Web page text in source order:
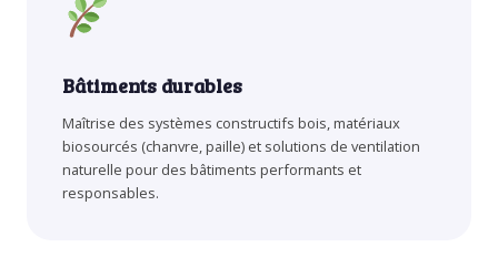
Bâtiments durables
Maîtrise des systèmes constructifs bois, matériaux
biosourcés (chanvre, paille) et solutions de ventilation
naturelle pour des bâtiments performants et
responsables.